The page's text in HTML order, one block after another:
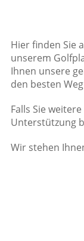
Hier finden Sie
unserem
Ihnen unsere
den besten
Falls Sie
Unterstützung
Wir stehen